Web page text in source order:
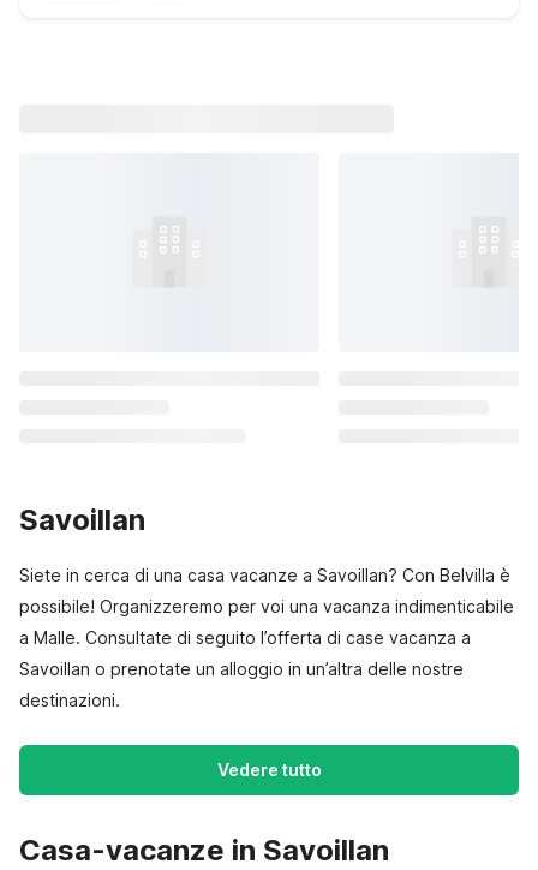
Savoillan
Siete in cerca di una casa vacanze a Savoillan? Con Belvilla è
possibile! Organizzeremo per voi una vacanza indimenticabile
a Malle. Consultate di seguito l’offerta di case vacanza a
Savoillan o prenotate un alloggio in un’altra delle nostre
destinazioni.
Vedere tutto
Casa-vacanze in Savoillan